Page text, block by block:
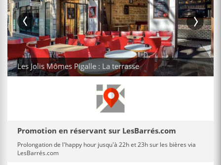
Les Jolis Mômes Pigalle : La terrasse
Promotion en réservant sur LesBarrés.com
Prolongation de l'happy hour jusqu'à 22h et 23h sur les bières via
LesBarrés.com